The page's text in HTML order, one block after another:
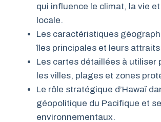
qui influence le climat, la vie
locale.
Les caractéristiques
îles principales et leurs
Les cartes détaillées à utiliser
les villes, plages et zones
Le rôle stratégique d’Hawaï
géopolitique du Pacifique et
environnementaux.